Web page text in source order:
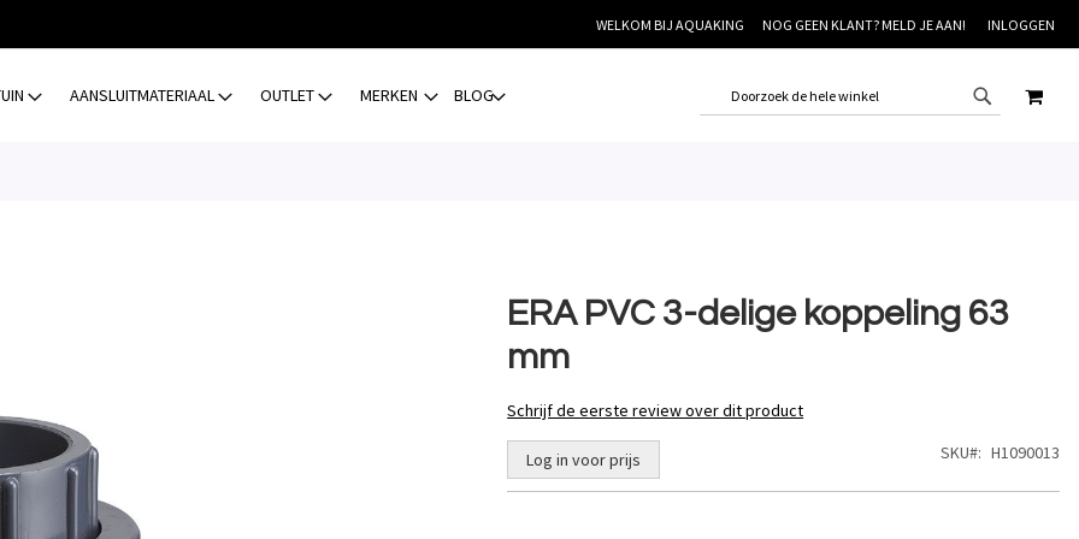
WELKOM BIJ AQUAKING NOG GEEN KLANT? MELD JE AAN! INLOGGEN
AANSLUITMATERIAAL OUTLET MERKEN BLOG
ERA PVC 3-delige koppeling 63
mm
Schrijf de eerste review over dit product
Log in voor prijs SKU H1090013